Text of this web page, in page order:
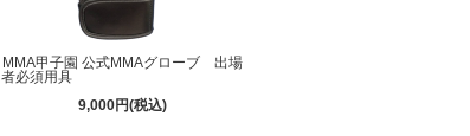
MMA甲子園 公式MMAグローブ 出場
者必須用具
9,000円(税込)